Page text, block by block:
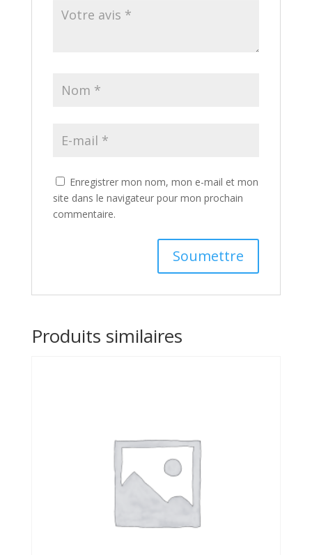
Enregistrer mon nom, mon e-mail et mon
site dans le navigateur pour mon prochain
commentaire.
Produits similaires